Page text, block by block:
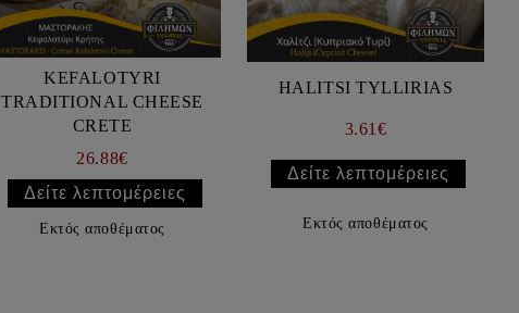
KEFALOTYRI
TRADITIONAL CHEESE
CRETE
26.88€
Δείτε λεπτομέρειες
Εκτός αποθέματος
HALITSI TYLLIRIAS
3.61€
Δείτε λεπτομέρειες
Εκτός αποθέματος